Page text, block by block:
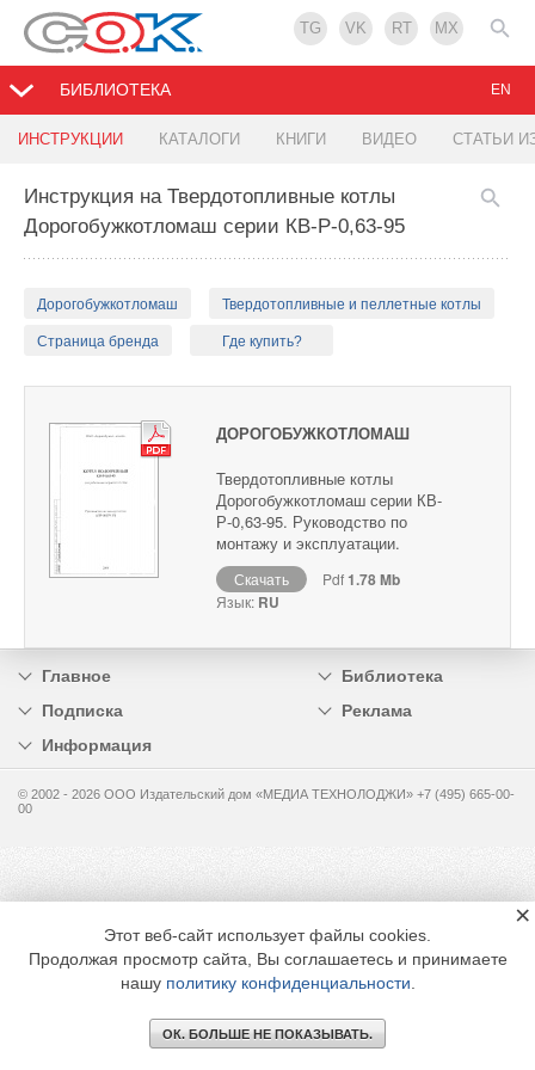
TG VK RT MX
БИБЛИОТЕКА
ИНСТРУКЦИИ КАТАЛОГИ КНИГИ ВИДЕО СТАТЬИ
EN
Инструкция на Твердотопливные котлы
Дорогобужкотломаш серии КВ-Р-0,63-95
Дорогобужкотломаш Твердотопливные и пеллетные котлы
Страница бренда Где купить?
ДОРОГОБУЖКОТЛОМАШ
Твердотопливные котлы
Дорогобужкотломаш серии КВ-
Р-0,63-95. Руководство по
монтажу и эксплуатации.
Скачать Pdf1.78 Mb
Язык: RU
Главное
Библиотека
Подписка
Реклама
Информация
© 2002 - 2026 OOO Издательский дом «МЕДИА ТЕХНОЛОДЖИ» +7 (495) 665-00-
00
Этот веб-сайт использует файлы cookies.
Продолжая просмотр сайта, Вы соглашаетесь и принимаете
нашу политику конфиденциальности
ОК. БОЛЬШЕ НЕ ПОКАЗЫВАТЬ.
×